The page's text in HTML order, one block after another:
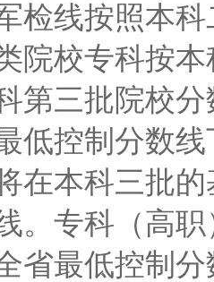
检线按照本
院校专科按
第三批院校
低控制分数
在本科三批
。专科（高
省最低控制